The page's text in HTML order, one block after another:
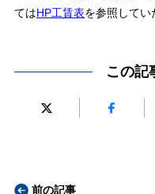
てはHP工賃表を参照してい
この記
前の記事